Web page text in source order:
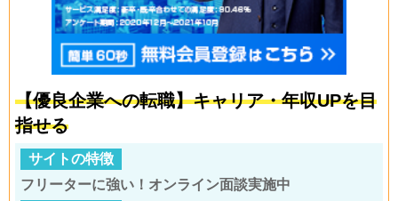
【優良企業への転職】キャリア・年収UPを目
指せる
サイトの特徴
フリーターに強い！オンライン面談実施中